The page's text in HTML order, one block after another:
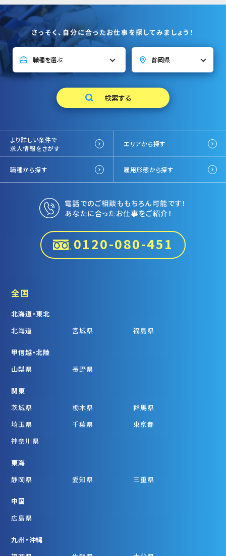
さっそく、自分に合ったお仕事を探してみましょう！
より詳しい条件で
求人情報をさがす
エリアから探す
職種から探す 雇用形態から探す
電話でのご相談ももちろん可能です！
あなたに合ったお仕事をご紹介！
0120-080-451
全国
北海道・東北
北海道
宮城県 福島県
甲信越・北陸
山梨県
長野県
関東
茨城県
栃木県
群馬県
埼玉県
千葉県
東京都
神奈川県
東海
静岡県
愛知県 三重県
中国
広島県
九州・沖縄